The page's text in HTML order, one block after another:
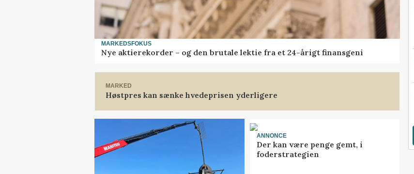
MARKEDSFOKUS
Nye aktierekorder – og den brutale lektie fra et 24-årigt finansgeni
MARKED
Høstpres kan sænke hvedeprisen yderligere
ANNONCE
Der kan være penge gemt, i
foderstrategien